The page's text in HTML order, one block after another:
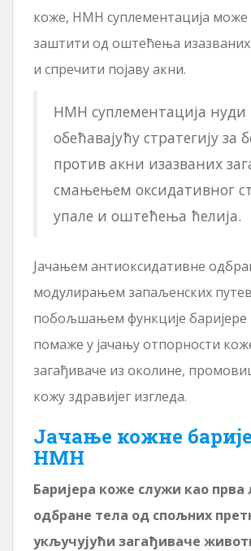
коже, НМН суплементација
заштити од оштећења
и спречити појаву акни.
НМН суплементација нуди
обећавајућу стратегију за
против акни изазваних
смањењем оксидативног
упале и оштећења ћелија.
Јачањем антиоксидативне
модулирањем запаљенских
побољшањем функције
помаже у јачању отпорности
загађиваче из околине,
кожу здравијег изгледа.
Јачање кожне
НМН
Баријера коже служи као прва
одбране тела од спољних
укључујући загађиваче